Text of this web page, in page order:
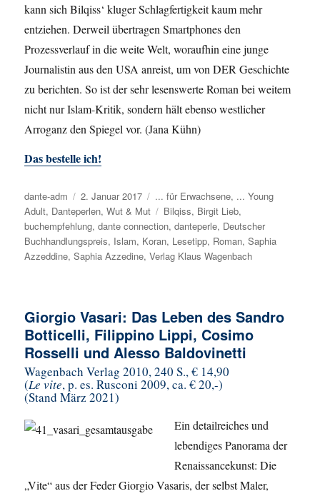
kann sich Bilqiss‘ kluger Schlagfertigkeit kaum mehr
entziehen. Derweil übertragen Smartphones den
Prozessverlauf in die weite Welt, woraufhin eine junge
Journalistin aus den USA anreist, um von DER Geschichte
zu berichten. So ist der sehr lesenswerte Roman bei weitem
nicht nur Islam-Kritik, sondern hält ebenso westlicher
Arroganz den Spiegel vor. (Jana Kühn)
Das bestelle ich!
Autor
dante-adm
Veröffentlicht
am
2. Januar 2017 Kategorien
... für Erwachsene, ... Young
Adult, Danteperlen,Wut & Mut Schlagwörter
Bilqiss, Birgit Lieb,
buchempfehlung,dante connection,danteperle, Deutscher
Buchhandlungspreis, Islam, Koran, Lesetipp, Roman,Saphia
Azzeddine,Saphia Azzedine,Verlag Klaus Wagenbach
Giorgio Vasari: Das Leben des Sandro
Botticelli, Filippino Lippi, Cosimo
Rosselli und Alesso Baldovinetti
Wagenbach Verlag 2010, 240 S., € 14,90
(Le vite, p. es. Rusconi 2009, ca. € 20,-)
(Stand März 2021)
Ein detailreiches und
lebendiges Panorama der
Renaissancekunst: Die
„Vite“ aus der Feder Giorgio Vasaris, der selbst Maler,